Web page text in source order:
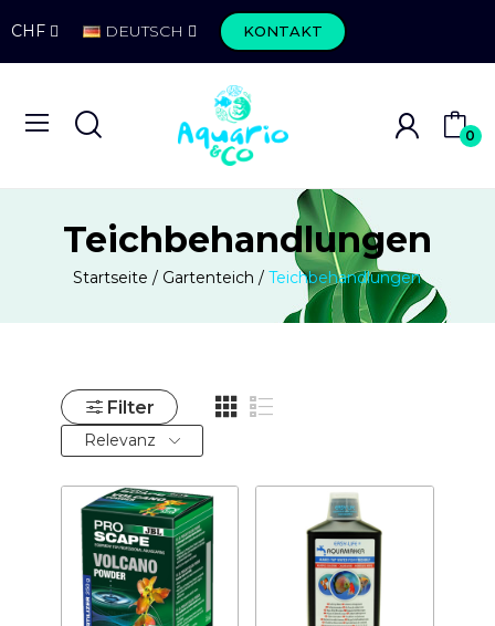
CHF DEUTSCH KONTAKT
0
Teichbehandlungen
Startseite Gartenteich Teichbehandlungen
Filter
Relevanz